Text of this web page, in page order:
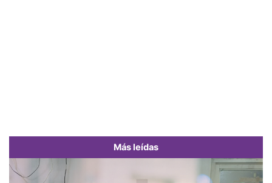
Más leídas